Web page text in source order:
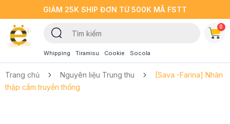
GIẢM 25K SHIP ĐƠN TỪ 500K MÃ FSTT
Whipping Tiramisu Cookie Socola
0
Trang chủ Nguyên liệu Trung thu
[Sava -Farina] Nhân
thập cẩm truyền thống